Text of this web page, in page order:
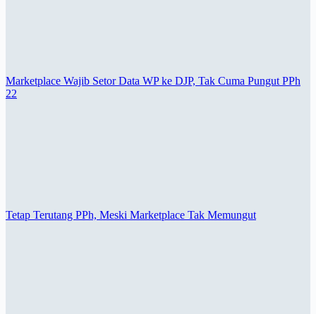
Marketplace Wajib Setor Data WP ke DJP, Tak Cuma Pungut PPh
22
Tetap Terutang PPh, Meski Marketplace Tak Memungut